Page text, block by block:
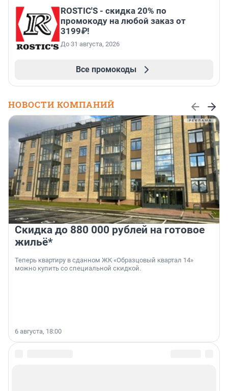
ROSTIC'S - скидка 20% по
промокоду на любой заказ от
3199₽!
До 31 августа, 2026
Все промокоды
НОВОСТИ КОМПАНИЙ
Скидка до 880 000 рублей на готовое
жильё*
Теперь квартиру в сданном ЖК «Образцовый квартал 14»
можно купить со специальной скидкой.
6 августа, 18:00